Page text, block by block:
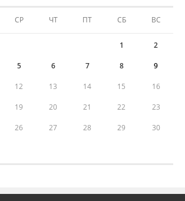
СР ЧТ ПТ СБ ВС
1 2
5 6 7 8 9
12 13 14 15 16
19 20 21 22 23
26 27 28 29 30